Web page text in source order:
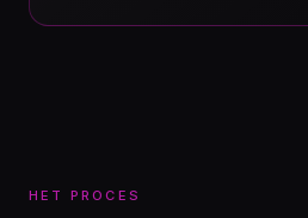
HET PROCES